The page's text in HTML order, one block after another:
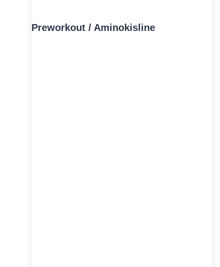
Preworkout / Aminokisline